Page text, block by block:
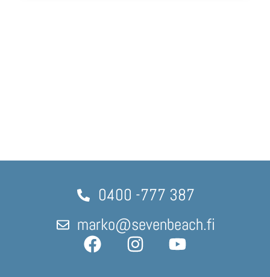
0400 -777 387
marko@sevenbeach.fi